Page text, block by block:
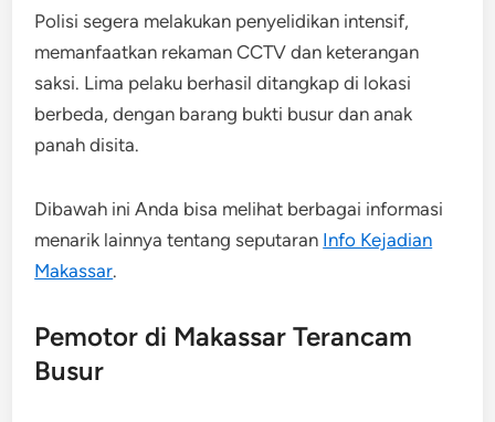
Polisi segera melakukan penyelidikan intensif,
memanfaatkan rekaman CCTV dan keterangan
saksi. Lima pelaku berhasil ditangkap di lokasi
berbeda, dengan barang bukti busur dan anak
panah disita.
Dibawah ini Anda bisa melihat berbagai informasi
menarik lainnya tentang seputaran Info Kejadian
Makassar.
Pemotor di Makassar Terancam
Busur